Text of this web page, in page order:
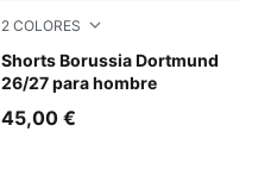
2 COLORES
Shorts Borussia Dortmund
26/27 para hombre
PUMA Black-Faster Yellow
45,00 €